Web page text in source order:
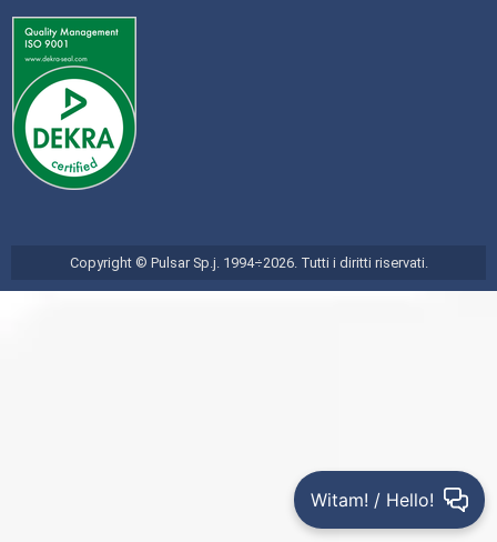
Copyright © Pulsar Sp.j. 1994÷2026. Tutti i diritti riservati.
Witam! / Hello!